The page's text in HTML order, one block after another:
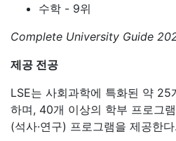
수학 - 9위
Complete University Guide
제공 전공
LSE는 사회과학에 특화된 약 25
하며, 40개 이상의 학부 프로그
(석사·연구) 프로그램을 제공한다.